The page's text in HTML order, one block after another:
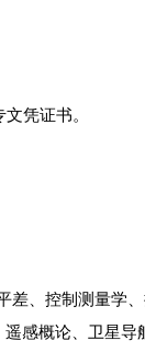
凭证书。
差、控制测量学
感概论、卫星导